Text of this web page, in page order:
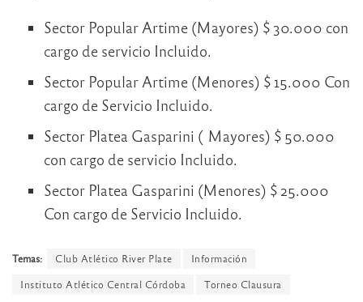
Sector Popular Artime (Mayores) $ 30.000 con
cargo de servicio Incluido.
Sector Popular Artime (Menores) $ 15.000 Con
cargo de Servicio Incluido.
Sector Platea Gasparini ( Mayores) $ 50.000
con cargo de servicio Incluido.
Sector Platea Gasparini (Menores) $ 25.000
Con cargo de Servicio Incluido.
Temas: Club Atlético River Plate
Información
Instituto Atlético Central Córdoba
Torneo Clausura